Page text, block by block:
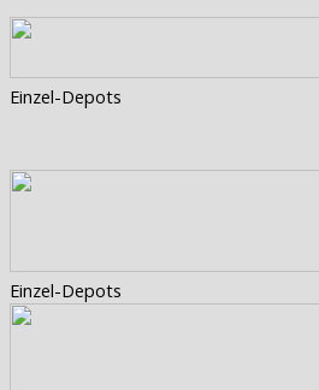
Einzel-Depots
Einzel-Depots